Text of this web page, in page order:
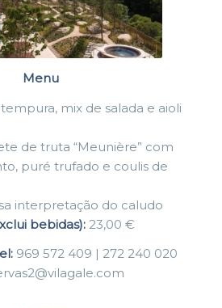
Menu
mix de salada e aioli
de truta “Meunière” com
puré trufado e coulis de
interpretação do caludo
bebidas):23,00 €
969 572 409 | 272 240 020